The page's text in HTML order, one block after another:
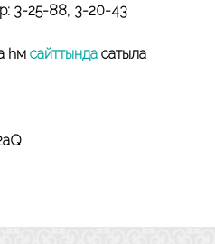
3-25-88, 3-20-43
һәм сайттында сатыла